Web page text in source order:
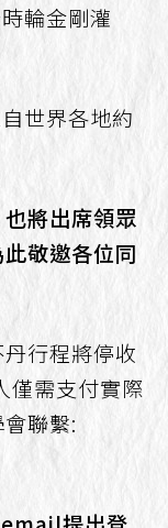
輪金剛灌
世界各地約
將出席領眾
敬邀各位同
行程將停收
僅需支付實際
聯繫: